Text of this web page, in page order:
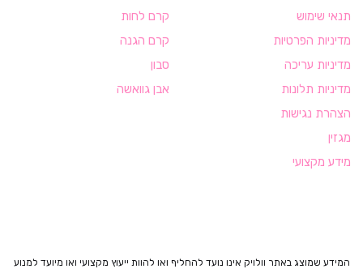
תנאי שימוש
מדיניות הפרטיות
מדיניות עריכה
מדיניות תלונות
הצהרת נגישות
מגזין
מידע מקצועי
קרם לחות
קרם הגנה
סבון
אבן גוואשה
המידע שמוצג באתר וולויק אינו נועד להחליף ואו להוות ייעוץ מקצועי ואו מיועד למנוע